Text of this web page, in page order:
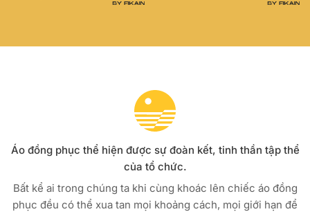
Áo đồng phục thể hiện được sự đoàn kết, tinh thần tập thể
của tổ chức.
Bất kể ai trong chúng ta khi cùng khoác lên chiếc áo đồng
phục đều có thể xua tan mọi khoảng cách, mọi giới hạn để